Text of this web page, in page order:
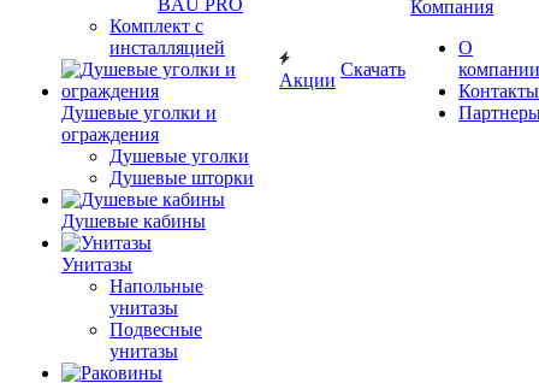
BAU PRO
Комплект с
инсталляцией
Душевые уголки и
ограждения
Душевые уголки
Душевые шторки
Душевые кабины
Унитазы
Напольные
унитазы
Подвесные
унитазы
Акции
Скачать
Компания
О
компании
Контакты